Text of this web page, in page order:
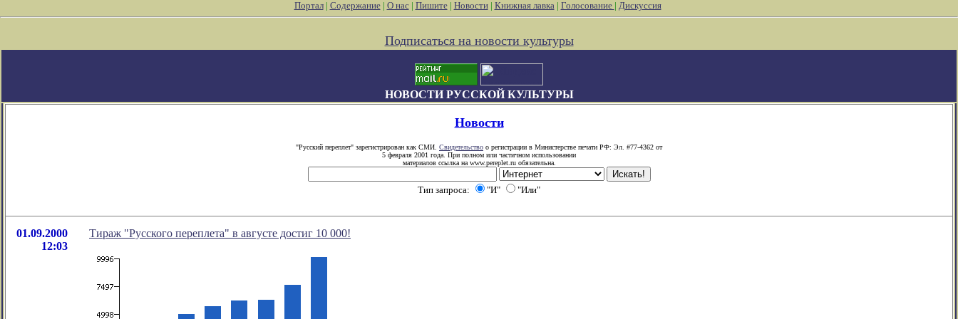
Портал| Содержание| О нас| Пишите| Новости| Книжная лавка| Голосование | Дискуссия
Подписаться на новости культуры
НОВОСТИ РУССКОЙ КУЛЬТУРЫ
Новости
"Русский переплет" зарегистрирован как СМИ. Свидетельство о регистрации в Министерстве печати РФ: Эл. #77-4362 от
5 февраля 2001 года. При полном или частичном использовании
материалов ссылка на www.pereplet.ru обязательна.
Тип запроса: "И" "Или"
01.09.2000
12:03
Тираж "Русского переплета" в августе достиг 10 000!